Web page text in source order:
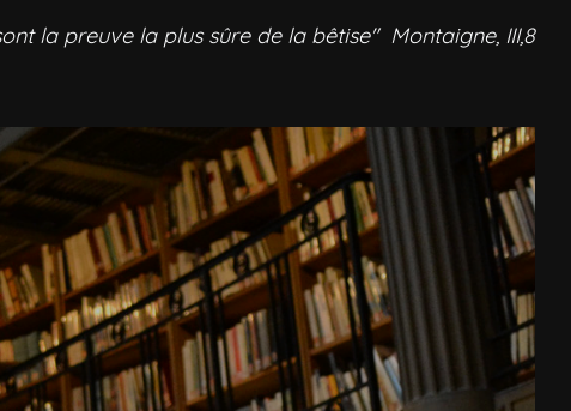
la preuve la plus sûre de la bêtise" Montaigne, III,8